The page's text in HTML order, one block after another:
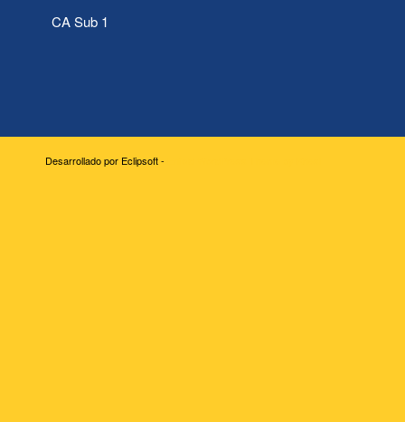
CA Sub 1
Desarrollado por Eclipsoft -